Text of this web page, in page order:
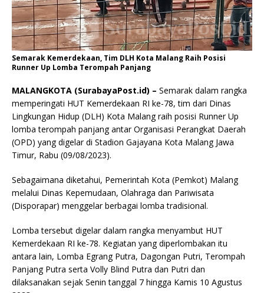
Semarak Kemerdekaan, Tim DLH Kota Malang Raih Posisi
Runner Up Lomba Terompah Panjang
MALANGKOTA (SurabayaPost.id) – Semarak dalam rangka
memperingati HUT Kemerdekaan RI ke-78, tim dari Dinas
Lingkungan Hidup (DLH) Kota Malang raih posisi Runner Up
lomba terompah panjang antar Organisasi Perangkat Daerah
(OPD) yang digelar di Stadion Gajayana Kota Malang Jawa
Timur, Rabu (09/08/2023).
Sebagaimana diketahui, Pemerintah Kota (Pemkot) Malang
melalui Dinas Kepemudaan, Olahraga dan Pariwisata
(Disporapar) menggelar berbagai lomba tradisional.
Lomba tersebut digelar dalam rangka menyambut HUT
Kemerdekaan RI ke-78. Kegiatan yang diperlombakan itu
antara lain, Lomba Egrang Putra, Dagongan Putri, Terompah
Panjang Putra serta Volly Blind Putra dan Putri dan
dilaksanakan sejak Senin tanggal 7 hingga Kamis 10 Agustus